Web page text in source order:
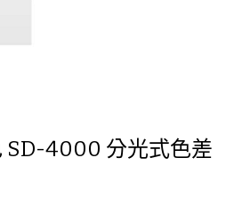
SD-4000 分光式色差